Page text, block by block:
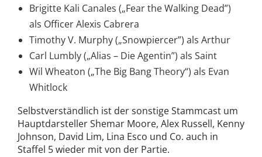
Brigitte Kali Canales („Fear the Walking Dead”)
als Officer Alexis Cabrera
Timothy V. Murphy („Snowpiercer”) als Arthur
Carl Lumbly („Alias – Die Agentin”) als Saint
Wil Wheaton („The Big Bang Theory“) als Evan
Whitlock
Selbstverständlich ist der sonstige Stammcast um
Hauptdarsteller Shemar Moore, Alex Russell, Kenny
Johnson, David Lim, Lina Esco und Co. auch in
Staffel 5 wieder mit von der Partie.